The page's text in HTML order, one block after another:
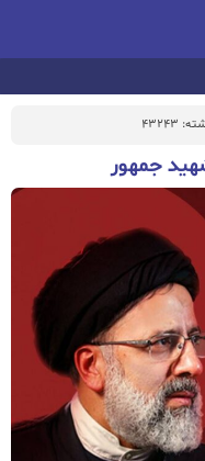
43243
جمهور